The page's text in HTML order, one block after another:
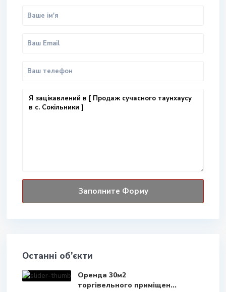
Останні об’єкти
Оренда 30м2
торгівельного приміщен...